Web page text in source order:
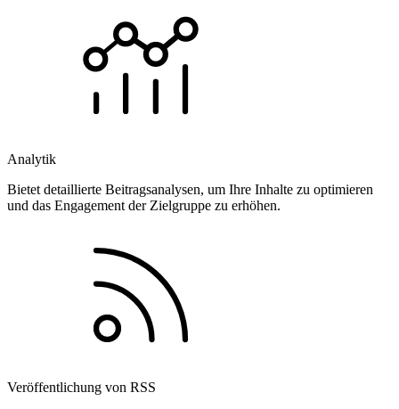
Analytik
Bietet detaillierte Beitragsanalysen, um Ihre Inhalte zu optimieren
und das Engagement der Zielgruppe zu erhöhen.
Veröffentlichung von RSS